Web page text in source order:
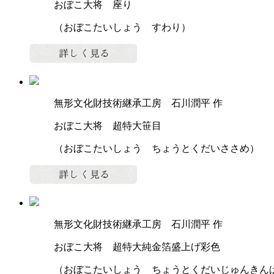
おぼこ大将 座り
（おぼこたいしょう すわり）
無形文化財技術継承工房 石川潤平 作
おぼこ大将 超特大笹目
（おぼこたいしょう ちょうとくだいささめ）
無形文化財技術継承工房 石川潤平 作
おぼこ大将 超特大純金箔盛上げ彩色
（おぼこたいしょう ちょうとくだいじゅんきん